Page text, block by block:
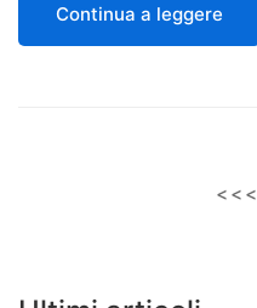
Continua a leggere
<<<